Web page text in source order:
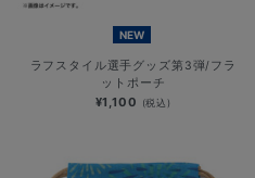
NEW
ラフスタイル選手グッズ第3弾/フラ
ットポーチ
¥1,100 (税込)